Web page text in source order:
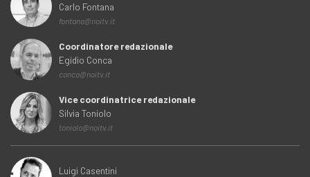
Carlo Fontana
fontana@noitv.it
Coordinatore redazionale
Egidio Conca
conca@noitv.it
Vice coordinatrice redazionale
Silvia Toniolo
toniolo@noitv.it
Luigi Casentini